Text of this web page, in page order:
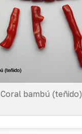
Coral bambú (teñido)